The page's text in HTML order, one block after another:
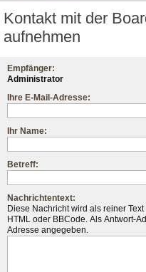
Kontakt mit der
aufnehmen
Empfänger:
Administrator
Ihre E-Mail-Adresse:
Ihr Name:
Betreff:
Nachrichtentext:
Diese Nachricht wird als reiner
HTML oder BBCode. Als Antwort-
Adresse angegeben.